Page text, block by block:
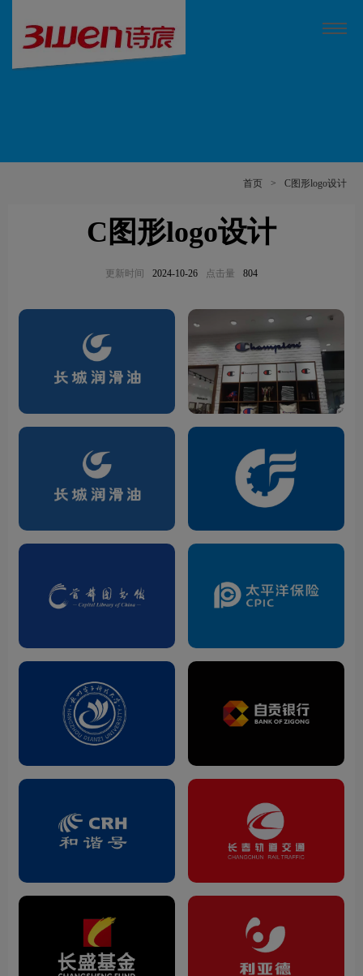
首页 > C图形logo设计
C图形logo设计
更新时间 2024-10-26 点击量 804